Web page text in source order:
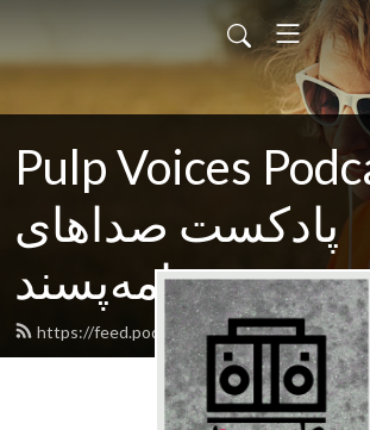
Pulp Voices
پادکست صداهای
عامه‌پسند
https://feed.podbean.com/pulpvoices/